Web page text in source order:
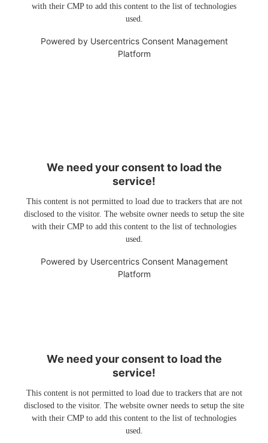
with their CMP to add this content to the list of technologies
used.
Powered by Usercentrics Consent Management
Platform
We need your consent to load the
service!
This content is not permitted to load due to trackers that are not
disclosed to the visitor. The website owner needs to setup the site
with their CMP to add this content to the list of technologies
used.
Powered by Usercentrics Consent Management
Platform
We need your consent to load the
service!
This content is not permitted to load due to trackers that are not
disclosed to the visitor. The website owner needs to setup the site
with their CMP to add this content to the list of technologies
used.